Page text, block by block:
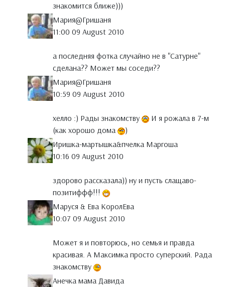
знакомится ближе)))
Мария@Гришаня
11:00 09 August 2010
а последняя фотка случайно не в "Сатурне"
сделана?? Может мы соседи??
Мария@Гришаня
10:59 09 August 2010
хелло :) Рады знакомству
И я рожала в 7-м
(как хорошо дома
)
Иришка-мартышка&пчелка Маргоша
10:16 09 August 2010
здорово рассказала)) ну и пусть слащаво-
позитиффф!!!
Маруся & Ева КоролЕва
10:07 09 August 2010
Может я и повторюсь, но семья и правда
красивая. А Максимка просто суперский. Рада
знакомству
Анечка мама Давида